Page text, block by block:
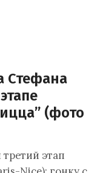
Стефана
(фото
этап